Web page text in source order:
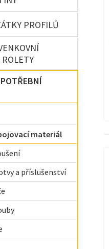
PROFILŮ
materiál
a příslušenství